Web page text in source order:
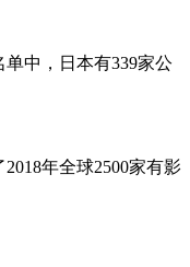
中，日本有339家公
年全球2500家有影